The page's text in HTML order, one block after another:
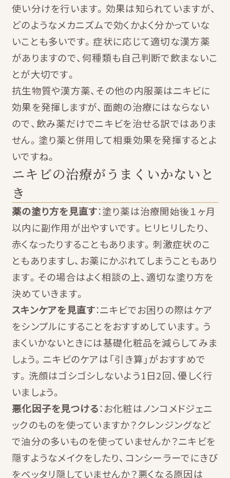
使い分けを行います。効果は知られていますが、
どのようなメカニズムで効くかよく分かっていな
いことも多いです。症状に応じて適切な漢方薬
がありますので、何種類も自己判断で飲まないこ
とが大切です。
抗生物質や漢方薬、その他の内服薬はニキビに
効果を発揮しますが、面皰の治療にはならない
ので、飲み薬だけでニキビを治せる訳ではありま
せん。塗り薬と併用して相乗効果を発揮するとよ
いですね。
ニキビの治療がうまくいかないと
き
薬の塗り方を見直す：塗り薬は治療開始後１ヶ月
以内に副作用が出やすいです。ヒリヒリしたり、
赤くなったりすることもあります。刺激症状のこ
ともありますし、お薬にかぶれてしまうこともあり
ます。その場合はよく相談の上、適切な塗り方を
決めていきます。
スキンケアを見直す：ニキビでお困りの際はケア
をシンプルにすることをおすすめしています。う
まくいかないときには基礎化粧品を減らしてみま
しょう。ニキビのケアは「引き算」がおすすめで
す。洗顔はゴシゴシしないよう1日2回、優しく行
いましょう。
悪化因子を見つける：お化粧はノンコメドジェニ
ックのものを使っていますか？クレンジングなど
で油分の多いものを使っていませんか？ニキビを
隠すようなメイクをしたり、コンシーラーでにきび
をベッタリ隠していませんか？悪くなる原因は